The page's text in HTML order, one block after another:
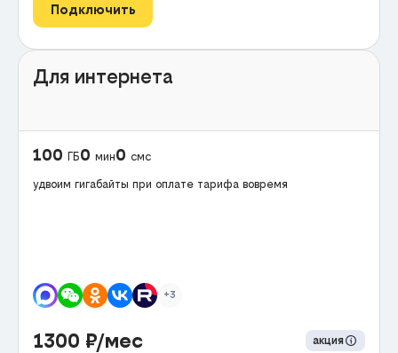
Подключить
Для интернета
100 ГБ0 мин0 смс
удвоим гигабайты при оплате тарифа вовремя
+3
1300 ₽/мес акция